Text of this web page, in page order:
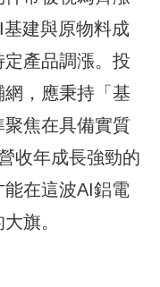
建與原物料成
產品調漲。投
，應秉持「基
焦在具備實質
收年成長強勁的
能在這波AI鋁電
旗。